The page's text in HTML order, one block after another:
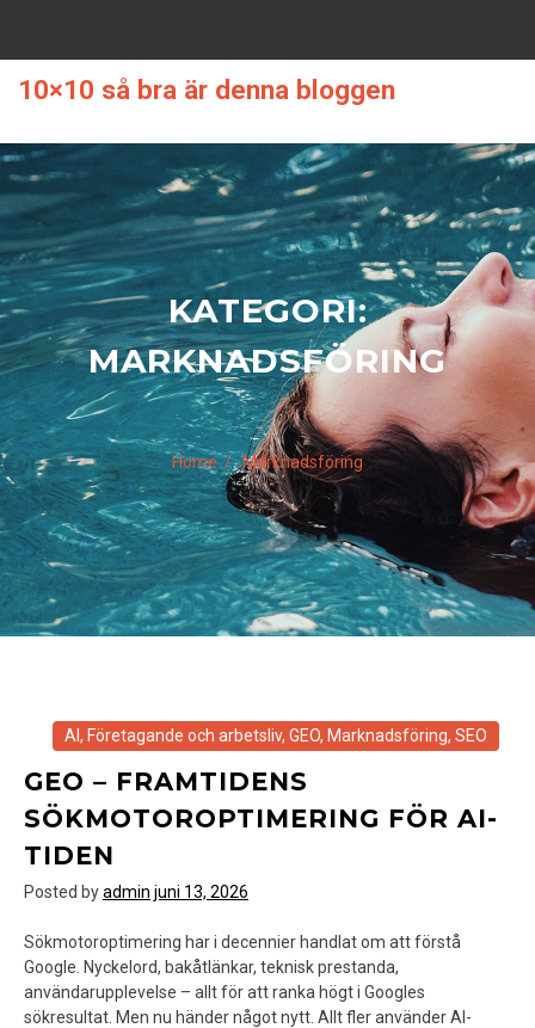
content
10×10 så bra är denna bloggen
KATEGORI:
MARKNADSFÖRING
Home Marknadsföring
AI, Företagande och arbetsliv, GEO, Marknadsföring, SEO
GEO – FRAMTIDENS
SÖKMOTOROPTIMERING FÖR AI-
TIDEN
Posted byadmin juni 13, 2026
Sökmotoroptimering har i decennier handlat om att förstå
Google. Nyckelord, bakåtlänkar, teknisk prestanda,
användarupplevelse – allt för att ranka högt i Googles
sökresultat. Men nu händer något nytt. Allt fler använder AI-